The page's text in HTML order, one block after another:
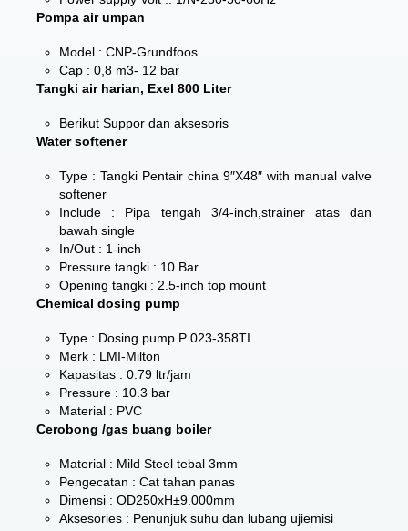
Pompa air umpan
Model : CNP-Grundfoos
Cap : 0,8 m3- 12 bar
Tangki air harian, Exel 800 Liter
Berikut Suppor dan aksesoris
Water softener
Type : Tangki Pentair china 9″X48″ with manual valve
softener
Include : Pipa tengah 3/4-inch,strainer atas dan
bawah single
In/Out : 1-inch
Pressure tangki : 10 Bar
Opening tangki : 2.5-inch top mount
Chemical dosing pump
Type : Dosing pump P 023-358TI
Merk : LMI-Milton
Kapasitas : 0.79 ltr/jam
Pressure : 10.3 bar
Material : PVC
Cerobong /gas buang boiler
Material : Mild Steel tebal 3mm
Pengecatan : Cat tahan panas
Dimensi : OD250xH±9.000mm
Aksesories : Penunjuk suhu dan lubang ujiemisi